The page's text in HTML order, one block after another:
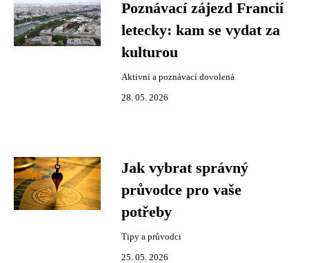
Poznávací zájezd Francií
letecky: kam se vydat za
kulturou
Aktivní a poznávací dovolená
28. 05. 2026
Jak vybrat správný
průvodce pro vaše
potřeby
Tipy a průvodci
25. 05. 2026